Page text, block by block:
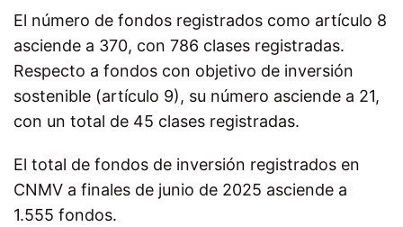
El número de fondos registrados como artículo 8
asciende a 370, con 786 clases registradas.
Respecto a fondos con objetivo de inversión
sostenible (artículo 9), su número asciende a 21,
con un total de 45 clases registradas.
El total de fondos de inversión registrados en
CNMV a finales de junio de 2025 asciende a
1.555 fondos.